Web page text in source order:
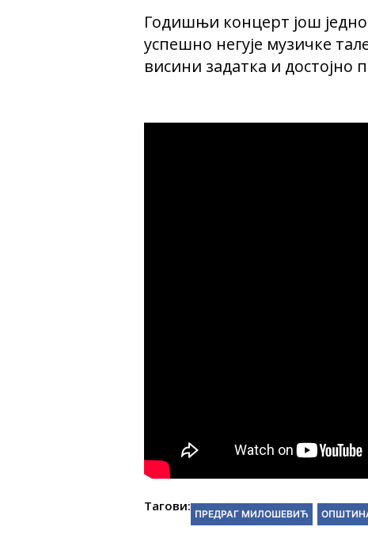
Годишњи концерт још
успешно негује музичке
висини задатка и достојно
Тагови:
ПРЕДРАГ МИЛОШЕВИЋ